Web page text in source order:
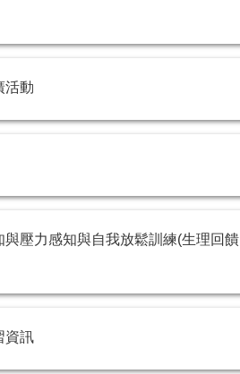
活動
與壓力感知與自我放鬆訓練(生理回饋
資訊